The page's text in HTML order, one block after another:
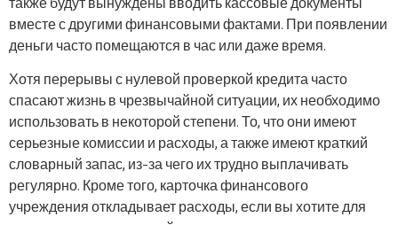
также будут вынуждены вводить кассовые документы
вместе с другими финансовыми фактами. При появлении
деньги часто помещаются в час или даже время.
Хотя перерывы с нулевой проверкой кредита часто
спасают жизнь в чрезвычайной ситуации, их необходимо
использовать в некоторой степени. То, что они имеют
серьезные комиссии и расходы, а также имеют краткий
словарный запас, из-за чего их трудно выплачивать
регулярно. Кроме того, карточка финансового
учреждения откладывает расходы, если вы хотите для